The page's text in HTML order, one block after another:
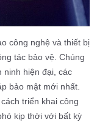
công nghệ và thiết bị
tác bảo vệ. Chúng
ninh hiện đại, các
bảo mật mới nhất.
triển khai công
kịp thời với bất kỳ